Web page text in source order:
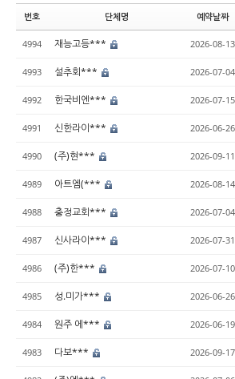
번호 단체명 예약날짜
4994 재능고등*** 2026-08-13
4993 설추회*** 2026-07-04
4992 한국비엔*** 2026-07-15
4991 신한라이*** 2026-06-26
4990 (주)현*** 2026-09-11
4989 아트엠(*** 2026-08-14
4988 충정교회*** 2026-07-04
4987 신사라이*** 2026-07-31
4986 (주)한*** 2026-07-10
4985 성.미가*** 2026-06-26
4984 원주 에*** 2026-06-19
4983 다보*** 2026-09-17